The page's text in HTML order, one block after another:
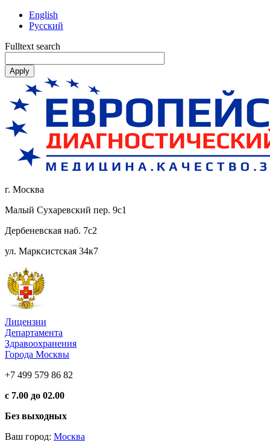
English
Русский
Fulltext search
г. Москва
Малый Сухаревский пер. 9с1
Дербеневская наб. 7с2
ул. Марксистская 34к7
Лицензии
Департамента
Здравоохранения
Города Москвы
+7 499 579 86 82
с 7.00 до 02.00
Без выходных
Ваш город: Москва